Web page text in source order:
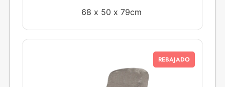
68 x 50 x 79cm
REBAJADO